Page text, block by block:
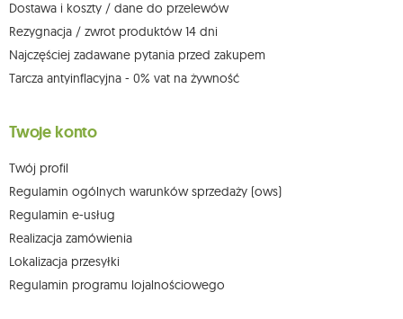
Więcej informacji: www.mouton.pl/ODO
Dostawa i koszty / dane do przelewów
Rezygnacja / zwrot produktów 14 dni
Najczęściej zadawane pytania przed zakupem
Tarcza antyinflacyjna - 0% vat na żywność
Twoje konto
Twój profil
Regulamin ogólnych warunków sprzedaży (ows)
Regulamin e-usług
Realizacja zamówienia
Lokalizacja przesyłki
Regulamin programu lojalnościowego